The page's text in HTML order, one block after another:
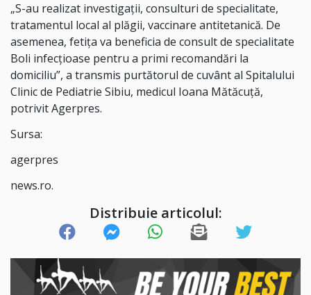
„S-au realizat investigaţii, consulturi de specialitate,
tratamentul local al plăgii, vaccinare antitetanică. De
asemenea, fetiţa va beneficia de consult de specialitate
Boli infecţioase pentru a primi recomandări la
domiciliu”, a transmis purtătorul de cuvânt al Spitalului
Clinic de Pediatrie Sibiu, medicul Ioana Mătăcuţă,
potrivit Agerpres.
Sursa:
agerpres
news.ro.
Distribuie articolul: